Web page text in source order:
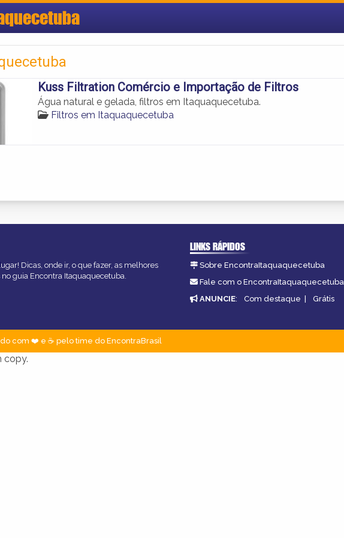
Kuss Filtration Comércio e Importação de Filtros
Água natural e gelada, filtros em Itaquaquecetuba.
Filtros em Itaquaquecetuba
Dicas, onde ir, o que fazer, as melhores
guia Encontra Itaquaquecetuba.
LINKS RÁPIDOS
Sobre EncontraItaquaquecetuba
Fale com o EncontraItaquaquecetuba
ANUNCIE: Com destaque | Grátis
com ❤️ e ☕ pelo time do EncontraBrasil
copy.